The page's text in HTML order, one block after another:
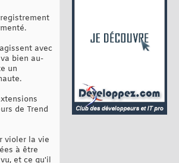
avec
bien au-
un
de Trend
violer la vie
à être
et ce qu'il